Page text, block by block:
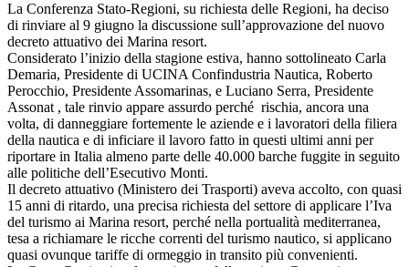
La Conferenza Stato-Regioni, su richiesta delle Regioni, ha deciso
di rinviare al 9 giugno la discussione sull’approvazione del nuovo
decreto attuativo dei Marina resort.
Considerato l’inizio della stagione estiva, hanno sottolineato Carla
Demaria, Presidente di UCINA Confindustria Nautica, Roberto
Perocchio, Presidente Assomarinas, e Luciano Serra, Presidente
Assonat , tale rinvio appare assurdo perché rischia, ancora una
volta, di danneggiare fortemente le aziende e i lavoratori della filiera
della nautica e di inficiare il lavoro fatto in questi ultimi anni per
riportare in Italia almeno parte delle 40.000 barche fuggite in seguito
alle politiche dell’Esecutivo Monti.
Il decreto attuativo (Ministero dei Trasporti) aveva accolto, con quasi
15 anni di ritardo, una precisa richiesta del settore di applicare l’Iva
del turismo ai Marina resort, perché nella portualità mediterranea,
tesa a richiamare le ricche correnti del turismo nautico, si applicano
quasi ovunque tariffe di ormeggio in transito più convenienti.